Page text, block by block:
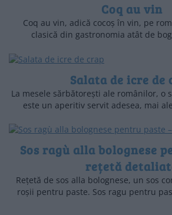
Coq au vin
Coq au vin, adică cocoş în vin, pe
clasică din gastronomia atât de
Salata de icre de
La mesele sărbătorești ale românilor, o
este un aperitiv servit adesea, mai
Sos ragù alla bolognese
rețetă
Rețetă de sos alla bolognese, un sos
roșii pentru paste. Sos ragu pentru